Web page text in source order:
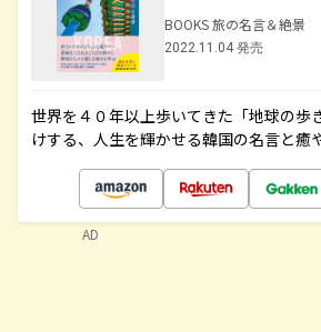
BOOKS 旅の名言＆絶景
2022.11.04 発売
世界を４０年以上歩いてきた「地球の歩
けする、人生を輝かせる韓国の名言と癒
AD